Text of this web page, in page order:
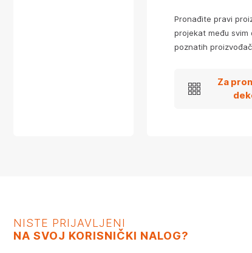
Pronađite pravi
projekat među svim
poznatih
Za
NISTE PRIJAVLJENI
NA SVOJ KORISNIČKI NALOG?